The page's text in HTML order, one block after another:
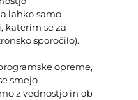
lahko samo
katerim se za
sporočilo).
opreme,
smejo
z vednostjo in ob